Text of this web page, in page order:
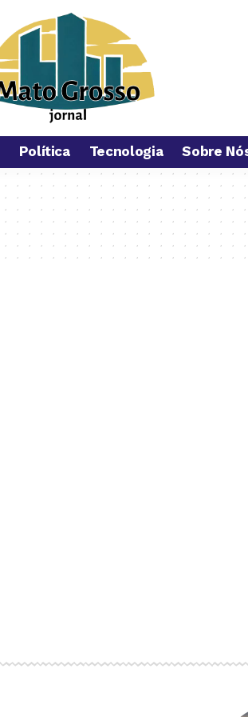
Política Tecnologia Sobre